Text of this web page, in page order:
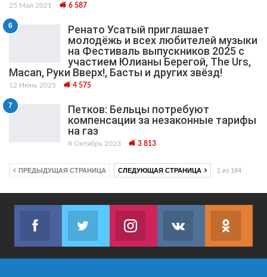
25 Май 2021 6 587
6
Ренато Усатый приглашает
молодёжь и всех любителей музыки
на Фестиваль выпускников 2025 с
участием Юлианы Берегой, The Urs,
Macan, Руки Вверх!, Басты и других звёзд!
12 Июнь 2025 4 575
7
Петков: Бельцы потребуют
компенсации за незаконные тарифы
на газ
8 Октябрь 2023 3 813
ПРЕДЫДУЩАЯ СТРАНИЦА СЛЕДУЮЩАЯ СТРАНИЦА 1 из 184
Facebook
Join us on Facebook
Twitter
Join us on TwitterJoin us on InstagramJoin us on VK